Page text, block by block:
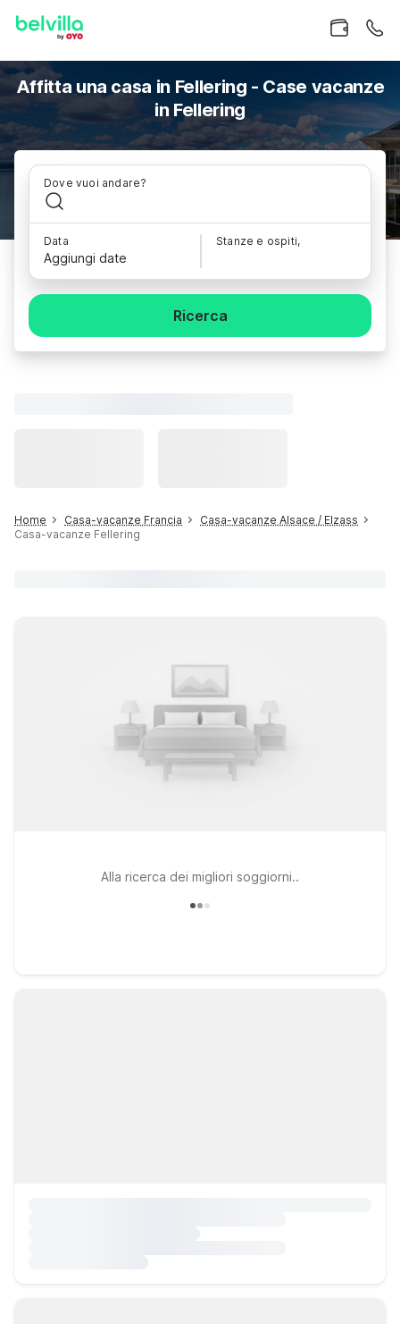
Affitta una casa in Fellering - Case vacanze
in Fellering
Dove vuoi andare?
Data
Aggiungi date
Stanze e ospiti,
Ricerca
Home Casa-vacanze Francia
Casa-vacanze Alsace / Elzass
Casa-vacanze Fellering
Alla ricerca dei migliori soggiorni..